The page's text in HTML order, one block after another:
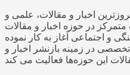
اخبار و مقالات، علمی و
۱۳۹۵ به صورت متمرکز در حوزه اخبار و مقالات
و اجتماعی آغاز به کار نموده
در زمینه بازنشر اخبار و